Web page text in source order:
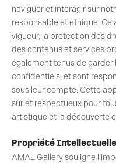
naviguer et interagir sur
responsable et éthique.
vigueur, la protection des
des contenus et services
également tenus de
confidentiels, et sont
sous leur compte. Cette
sûr et respectueux pour
artistique et la découverte
Propriété Intellectuelle
AMAL Gallery souligne